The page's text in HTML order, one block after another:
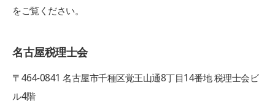
をご覧ください。
名古屋税理士会
〒464-0841 名古屋市千種区覚王山通8丁目14番地 税理士会ビ
ル4階